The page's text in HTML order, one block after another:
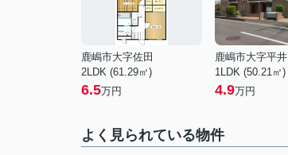
鹿嶋市大字佐田
2LDK (61.29㎡)
6.5万円
鹿嶋市大字平井
1LDK (50.21㎡)
4.9万円
よく見られている物件